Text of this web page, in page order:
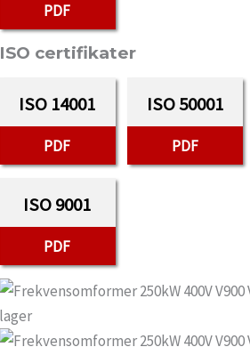
PDF
ISO certifikater
ISO 14001
PDF
ISO 50001
PDF
ISO 9001
PDF